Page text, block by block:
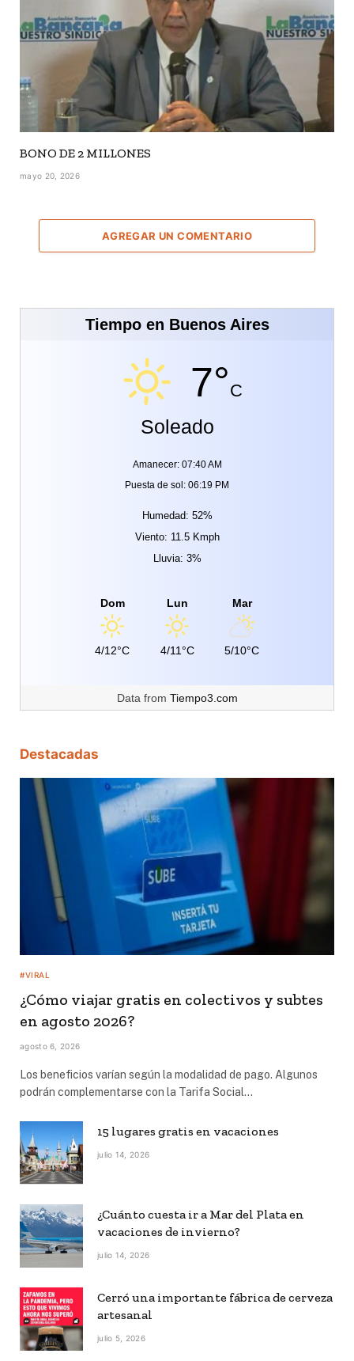
BONO DE 2 MILLONES
mayo 20, 2026
AGREGAR UN COMENTARIO
Tiempo en Buenos Aires
7°C
Soleado
Amanecer: 07:40 AM
Puesta de sol: 06:19 PM
Humedad: 52%
Viento: 11.5 Kmph
Lluvia: 3%
Dom
4/12°C
Lun
4/11°C
Mar
5/10°C
Data from Tiempo3.com
Destacadas
#VIRAL
¿Cómo viajar gratis en colectivos y subtes
en agosto 2026?
agosto 6, 2026
Los beneficios varían según la modalidad de pago. Algunos
podrán complementarse con la Tarifa Social…
15 lugares gratis en vacaciones
julio 14, 2026
¿Cuánto cuesta ir a Mar del Plata en
vacaciones de invierno?
julio 14, 2026
Cerró una importante fábrica de cerveza
artesanal
julio 5, 2026